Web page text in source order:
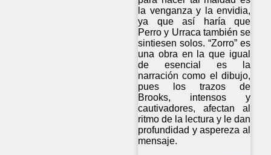
la venganza y la envidia,
ya que así haría que
Perro y Urraca también se
sintiesen solos. “Zorro” es
una obra en la que igual
de esencial es la
narración como el dibujo,
pues los trazos de
Brooks, intensos y
cautivadores, afectan al
ritmo de la lectura y le dan
profundidad y aspereza al
mensaje.